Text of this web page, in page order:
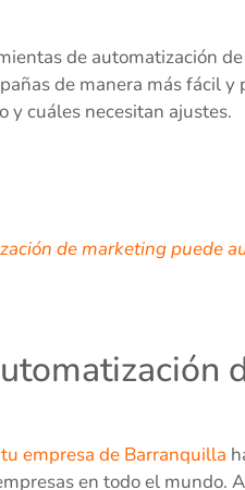
de automatización
de manera más fácil
y cuáles necesitan ajustes.
de marketing puede
empresa de Barranquilla
en todo el mundo.